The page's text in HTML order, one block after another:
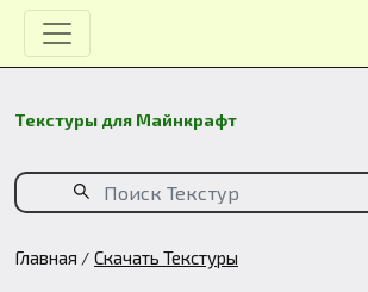
Текстуры для Майнкрафт
Главная Скачать Текстуры